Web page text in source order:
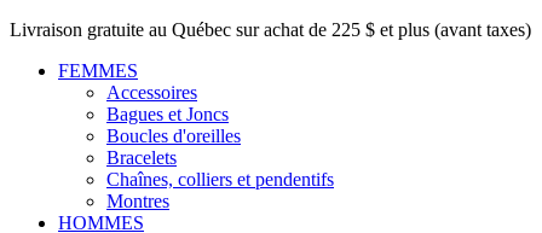
Livraison gratuite au Québec sur achat de 225 $ et plus (avant taxes)
FEMMES
Accessoires
Bagues et Joncs
Boucles d'oreilles
Bracelets
Chaînes, colliers et pendentifs
Montres
HOMMES